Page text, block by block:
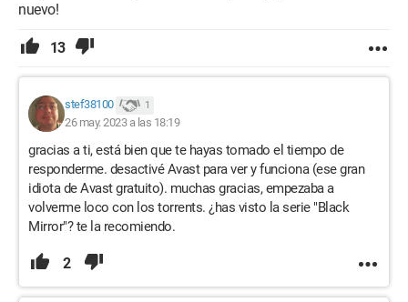
nuevo!
13
stef38100 1
26 may. 2023 a las 18:19
gracias a ti, está bien que te hayas tomado el tiempo de
responderme. desactivé Avast para ver y funciona (ese gran
idiota de Avast gratuito). muchas gracias, empezaba a
volverme loco con los torrents. ¿has visto la serie "Black
Mirror"? te la recomiendo.
2